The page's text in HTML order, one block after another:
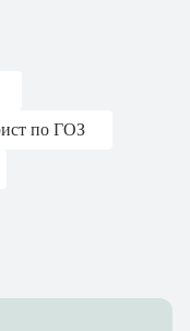
по ГОЗ